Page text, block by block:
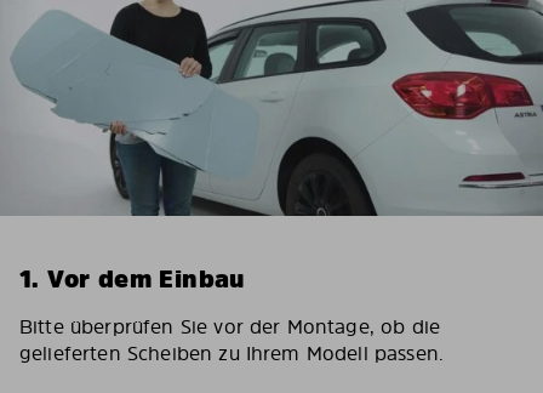
1. Vor dem Einbau
Bitte überprüfen Sie vor der Montage, ob die
gelieferten Scheiben zu Ihrem Modell passen.